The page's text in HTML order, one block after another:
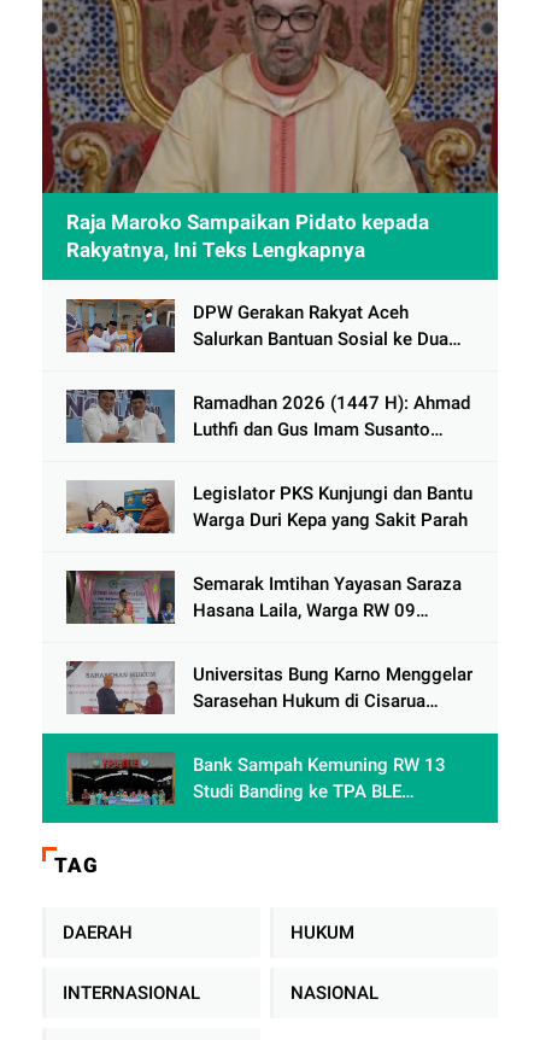
Raja Maroko Sampaikan Pidato kepada
Rakyatnya, Ini Teks Lengkapnya
DPW Gerakan Rakyat Aceh
Salurkan Bantuan Sosial ke Dua
Ramadhan 2026 (1447 H): Ahmad
Luthfi dan Gus Imam Susanto
Berkelanjutan
Legislator PKS Kunjungi dan Bantu
Warga Duri Kepa yang Sakit Parah
Semarak Imtihan Yayasan Saraza
Hasana Laila, Warga RW 09
Sambut Ramadhan 1447 Hijriah
Universitas Bung Karno Menggelar
Sarasehan Hukum di Cisarua
meningkatkan pemahaman
akademis Mahasiswa Fakultas
Bank Sampah Kemuning RW 13
Studi Banding ke TPA BLE
Banyumas: Belajar Mengolah
TAG
DAERAH HUKUM
INTERNASIONAL NASIONAL